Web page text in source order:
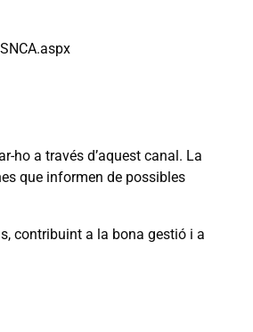
ho a través d’aquest canal. La
que informen de possibles
contribuint a la bona gestió i a